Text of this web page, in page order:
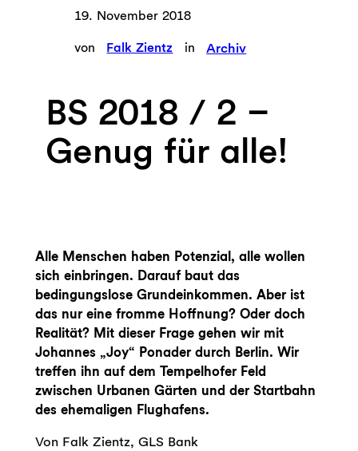
19. November 2018
von Falk Zientz in Archiv
BS 2018 / 2 –
Genug für alle!
Alle Menschen haben Potenzial, alle wollen
sich einbringen. Darauf baut das
bedingungslose Grundeinkommen. Aber ist
das nur eine fromme Hoffnung? Oder doch
Realität? Mit dieser Frage gehen wir mit
Johannes „Joy“ Ponader durch Berlin. Wir
treffen ihn auf dem Tempelhofer Feld
zwischen Urbanen Gärten und der Startbahn
des ehemaligen Flughafens.
Von Falk Zientz, GLS Bank